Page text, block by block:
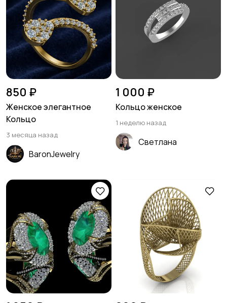
850 ₽
Женское элегантное
Кольцо
3 месяца назад
BaronJewelry
1 000 ₽
Кольцо женское
1 неделю назад
Светлана